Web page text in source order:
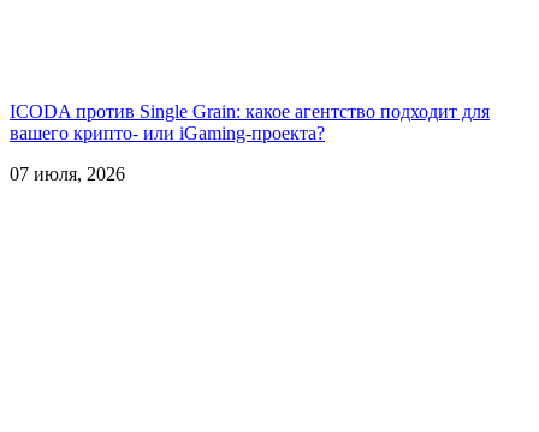
ICODA против Single Grain: какое агентство подходит для
вашего крипто- или iGaming-проекта?
07 июля, 2026